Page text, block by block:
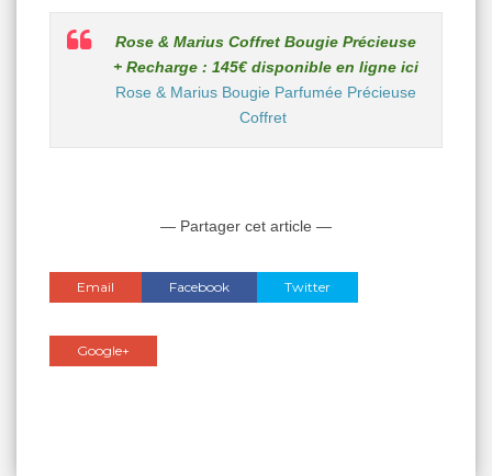
Rose & Marius Coffret Bougie Précieuse
+ Recharge : 145€ disponible en ligne ici
Rose & Marius Bougie Parfumée Précieuse
Coffret
— Partager cet article —
Email Facebook Twitter
Google+